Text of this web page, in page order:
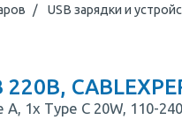
USB зарядки и
1x Type C 20W, 110-